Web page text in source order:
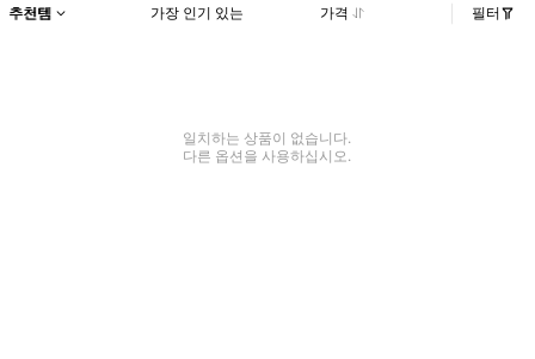
추천템 가장 인기 있는 가격 필터
일치하는 상품이 없습니다.
다른 옵션을 사용하십시오.